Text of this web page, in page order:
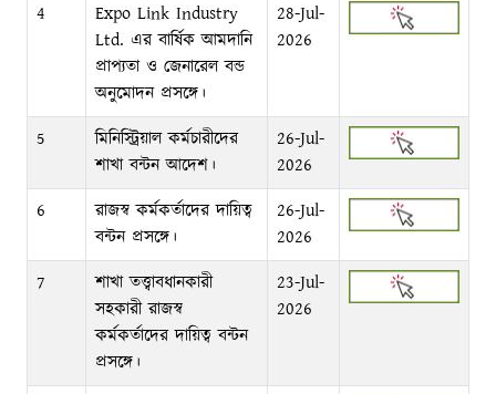
4
Expo Link Industry
Ltd. এর বার্ষিক আমদানি
প্রাপ্যতা ও জেনারেল বন্ড
অনুমোদন প্রসঙ্গে।
28-Jul-
2026
5
মিনিস্ট্রিয়াল কর্মচারীদের
শাখা বন্টন আদেশ।
26-Jul-
2026
6
রাজস্ব কর্মকর্তাদের দায়িত্ব
বন্টন প্রসঙ্গে।
26-Jul-
2026
7
শাখা তত্ত্বাবধানকারী
সহকারী রাজস্ব
কর্মকর্তাদের দায়িত্ব বন্টন
প্রসঙ্গে।
23-Jul-
2026